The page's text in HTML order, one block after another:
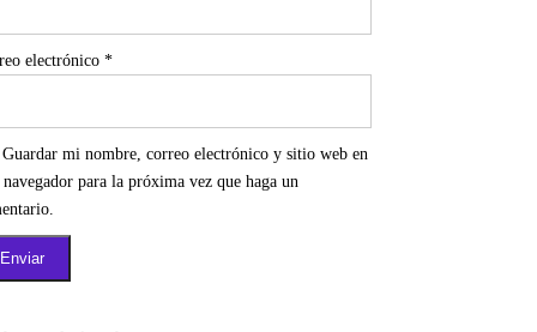
electrónico *
Guardar mi nombre, correo electrónico y sitio web en
navegador para la próxima vez que haga un